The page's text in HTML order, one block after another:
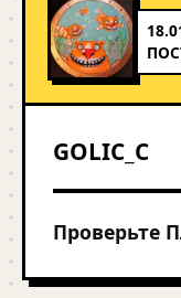
GOLIC_C
Проверьте